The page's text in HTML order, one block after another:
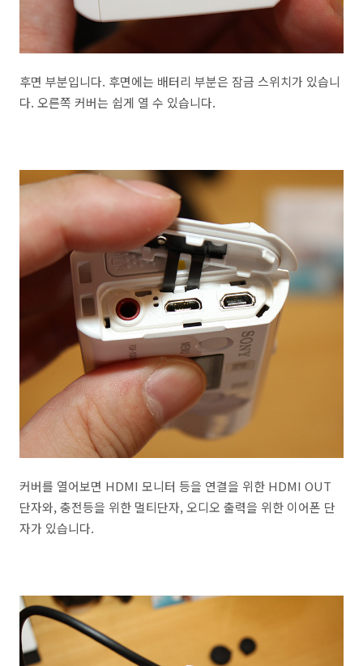
후면 부분입니다. 후면에는 배터리 부분은 잠금 스위치가 있습니
다. 오른쪽 커버는 쉽게 열 수 있습니다.
커버를 열어보면 HDMI 모니터 등을 연결을 위한 HDMI OUT
단자와, 충전등을 위한 멀티단자, 오디오 출력을 위한 이어폰 단
자가 있습니다.